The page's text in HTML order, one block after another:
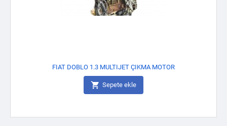
FIAT DOBLO 1.3 MULTIJET ÇIKMA MOTOR
 Sepete ekle